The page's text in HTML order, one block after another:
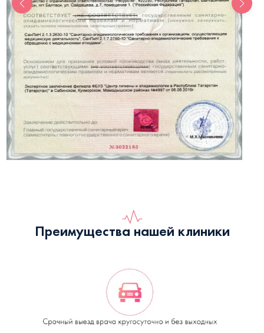
Преимущества нашей клиники